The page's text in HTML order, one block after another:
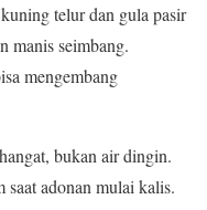
telur dan gula pasir
manis seimbang.
mengembang
bukan air dingin.
saat adonan mulai kalis.